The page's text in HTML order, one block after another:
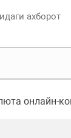
ахборот
онлайн-